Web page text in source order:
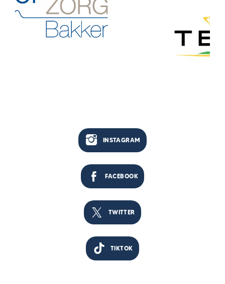
INSTAGRAM
FACEBOOK
TWITTER
TIKTOK